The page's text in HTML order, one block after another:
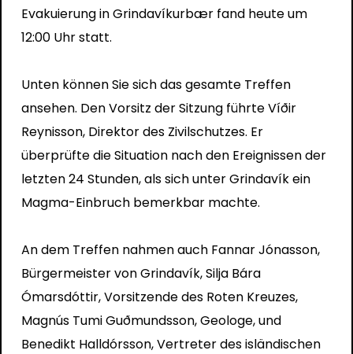
Evakuierung in Grindavíkurbær fand heute um
12:00 Uhr statt.
Unten können Sie sich das gesamte Treffen
ansehen. Den Vorsitz der Sitzung führte Víðir
Reynisson, Direktor des Zivilschutzes. Er
überprüfte die Situation nach den Ereignissen der
letzten 24 Stunden, als sich unter Grindavík ein
Magma-Einbruch bemerkbar machte.
An dem Treffen nahmen auch Fannar Jónasson,
Bürgermeister von Grindavík, Silja Bára
Ómarsdóttir, Vorsitzende des Roten Kreuzes,
Magnús Tumi Guðmundsson, Geologe, und
Benedikt Halldórsson, Vertreter des isländischen